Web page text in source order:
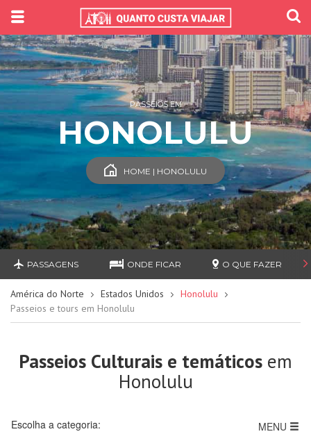
PASSEIOS EM
HONOLULU
HOME | HONOLULU
PASSAGENS ONDE FICAR O QUE FAZER
América do Norte Estados Unidos
Honolulu
Passeios e tours em Honolulu
Passeios Culturais e temáticos em
Honolulu
MENU
Escolha a categoria: